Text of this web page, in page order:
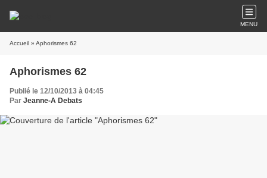
MENU
Accueil » Aphorismes 62
Aphorismes 62
Publié le 12/10/2013 à 04:45
Par Jeanne-A Debats